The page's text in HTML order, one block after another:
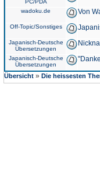
PC/PDA
wadoku.de Von
Off-Topic/Sonstiges
Japanisch-Deutsche
Übersetzungen
Japanisch-Deutsche
Übersetzungen
Übersicht » Die heissesten